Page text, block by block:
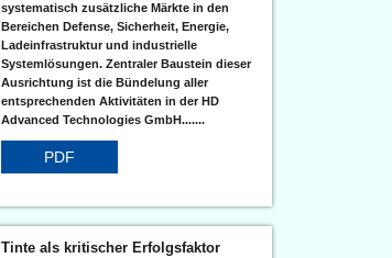
systematisch zusätzliche Märkte in den
Bereichen Defense, Sicherheit, Energie,
Ladeinfrastruktur und industrielle
Systemlösungen. Zentraler Baustein dieser
Ausrichtung ist die Bündelung aller
entsprechenden Aktivitäten in der HD
Advanced Technologies GmbH.......
PDF
Tinte als kritischer Erfolgsfaktor